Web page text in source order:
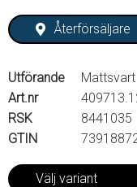
Återförsäljare
Utförande
Mattsvart
Art.nr
RSK
8441035
GTIN
Välj variant